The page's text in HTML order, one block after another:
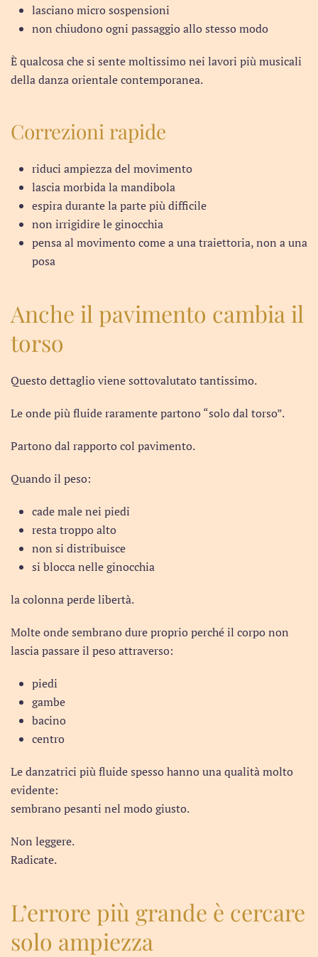
lasciano micro sospensioni
non chiudono ogni passaggio allo stesso modo
È qualcosa che si sente moltissimo nei lavori più musicali
della danza orientale contemporanea.
Correzioni rapide
riduci ampiezza del movimento
lascia morbida la mandibola
espira durante la parte più difficile
non irrigidire le ginocchia
pensa al movimento come a una traiettoria, non a una
posa
Anche il pavimento cambia il
torso
Questo dettaglio viene sottovalutato tantissimo.
Le onde più fluide raramente partono “solo dal torso”.
Partono dal rapporto col pavimento.
Quando il peso:
cade male nei piedi
resta troppo alto
non si distribuisce
si blocca nelle ginocchia
la colonna perde libertà.
Molte onde sembrano dure proprio perché il corpo non
lascia passare il peso attraverso:
piedi
gambe
bacino
centro
Le danzatrici più fluide spesso hanno una qualità molto
evidente:
sembrano pesanti nel modo giusto.
Non leggere.
Radicate.
L’errore più grande è cercare
solo ampiezza